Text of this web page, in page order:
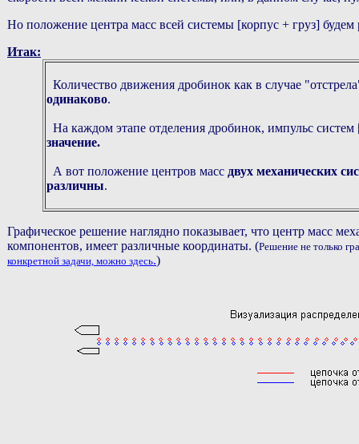
Но положение центра масс всей системы [корпус + груз] будем
Итак:
Количество движения дробинок как в случае
одинаково.
На каждом этапе отделения дробинок, импульс систем
значение.
А вот положение центров масс двух механических
различны.
Графическое решение наглядно показывает, что центр масс
компонентов, имеет различные координаты. (Решение не только
конкретной задачи, можно здесь.)